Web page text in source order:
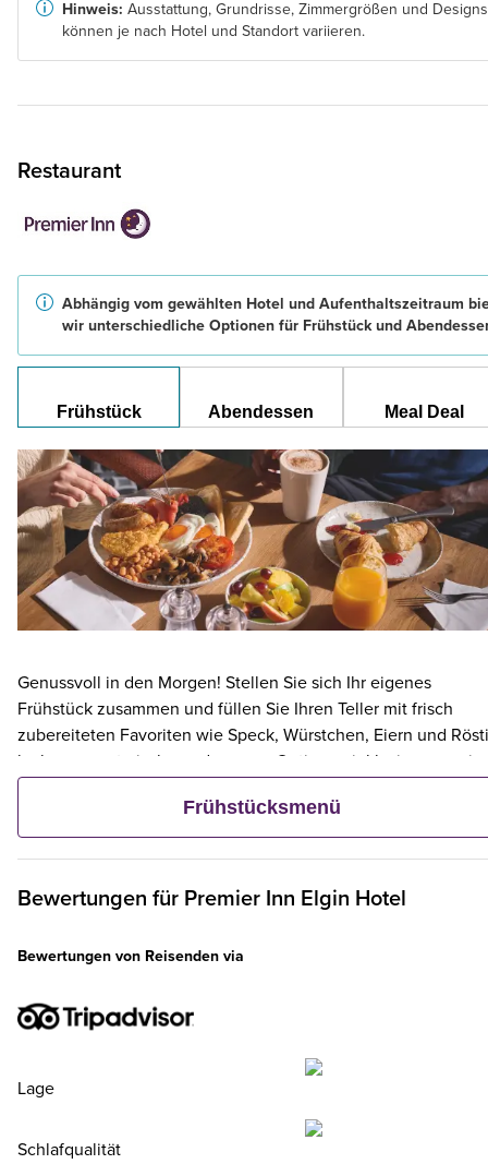
Hinweis: Ausstattung, Grundrisse, Zimmergrößen und Designs
können je nach Hotel und Standort variieren.
Restaurant
Abhängig vom gewählten Hotel und Aufenthaltszeitraum
wir unterschiedliche Optionen für Frühstück und
Frühstück Abendessen Meal Deal
Genussvoll in den Morgen! Stellen Sie sich Ihr eigenes
Frühstück zusammen und füllen Sie Ihren Teller mit frisch
zubereiteten Favoriten wie Speck, Würstchen, Eiern und
leckere vegetarische und vegane Optionen inklusive – sowie
kontinentalen Köstlichkeiten wie Obst, Müsli und frischem
Gebäck. Und wenn ein Erwachsener ein Premier Inn-
bestellt, frühstücken bis zu zwei Kinder kostenlos mit.**
Frühstücksmenü
Bewertungen für Premier Inn Elgin Hotel
Bewertungen von Reisenden via
Lage
Schlafqualität